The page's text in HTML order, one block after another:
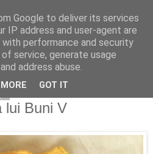
lui Buni V
Google to deliver its services
IP address and user-agent are
performance and security
service, generate usage
address abuse.
GOT IT